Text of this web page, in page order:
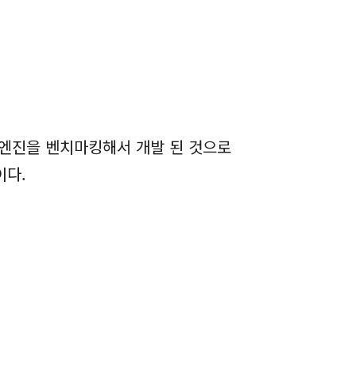
진을 벤치마킹해서 개발 된 것으로
다.